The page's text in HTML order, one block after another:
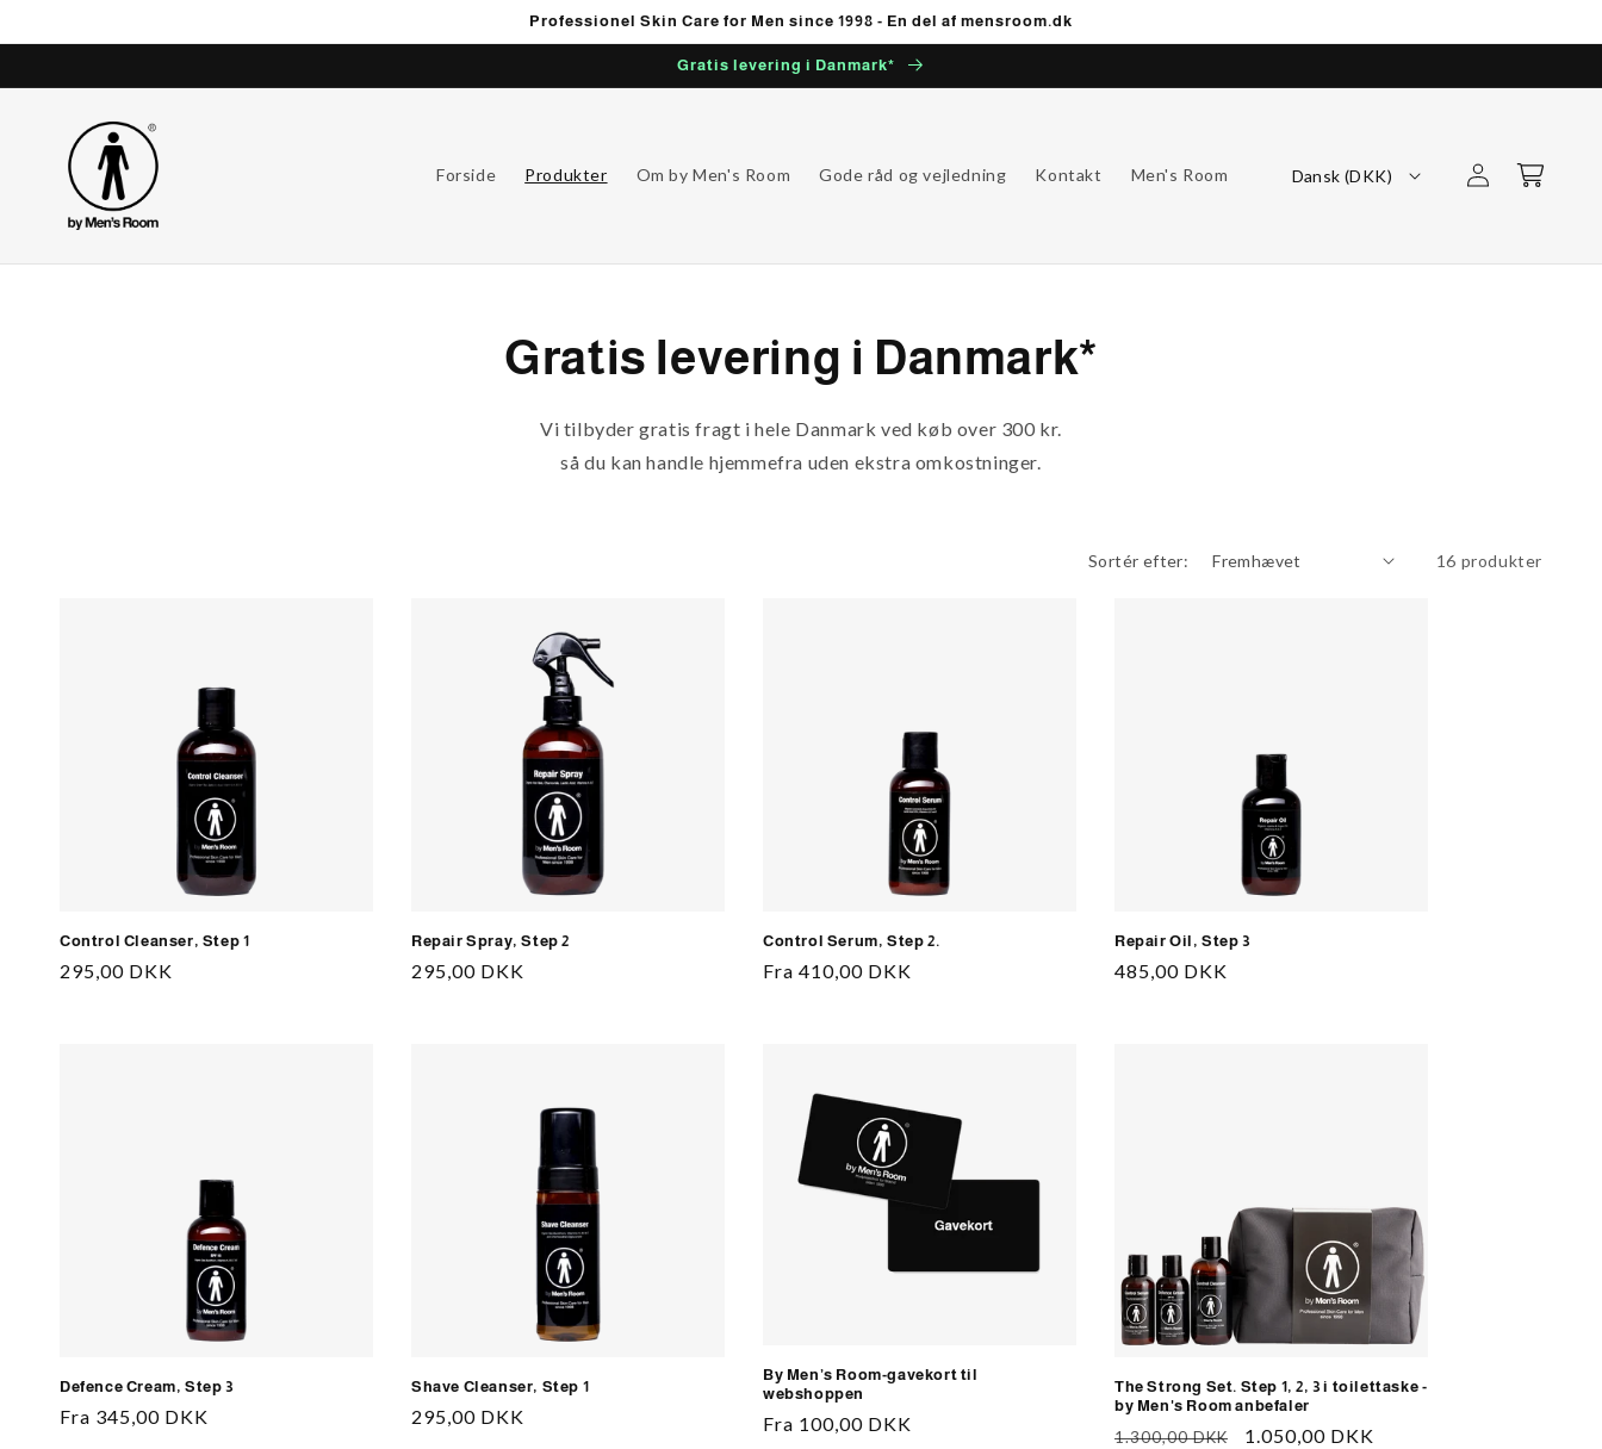
Professionel Skin Care for Men since 1998 - En del af mensroom.dk
Gratis levering i Danmark*
Forside Produkter Om by Men's Room Gode råd og vejledning Kontakt Men's Room Dansk (DKK)
Log
ind
Indkøbskurv
Gratis levering i Danmark*
Vi tilbyder gratis fragt i hele Danmark ved køb over 300 kr.
så du kan handle hjemmefra uden ekstra omkostninger.
Sortér efter: 16 produkter
Control Cleanser, Step 1
Normalpris
295,00 DKK
Repair Spray, Step 2
Normalpris
295,00 DKK
Control Serum, Step 2.
Normalpris
Fra 410,00 DKK
Repair Oil, Step 3
Normalpris
485,00 DKK
Defence Cream, Step 3
Normalpris
Fra 345,00 DKK
Shave Cleanser, Step 1
Normalpris
295,00 DKK
By Men’s Room-gavekort til
webshoppen
Normalpris
Fra 100,00 DKK
The Strong Set. Step 1, 2, 3 i toilettaske -
by Men's Room anbefaler
Normalpris
1.300,00 DKK Udsalgspris
1.050,00 DKK